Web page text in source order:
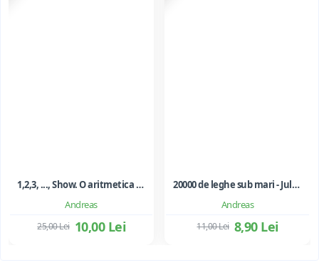
Andreas
1,2,3, ..., Show. O aritmetica emotionala, o poezie a matematicii - Ioan Dancila
10,00 Lei
25,00 Lei
Andreas
20000 de leghe sub mari - Jules Verne
8,90 Lei
11,00 Lei